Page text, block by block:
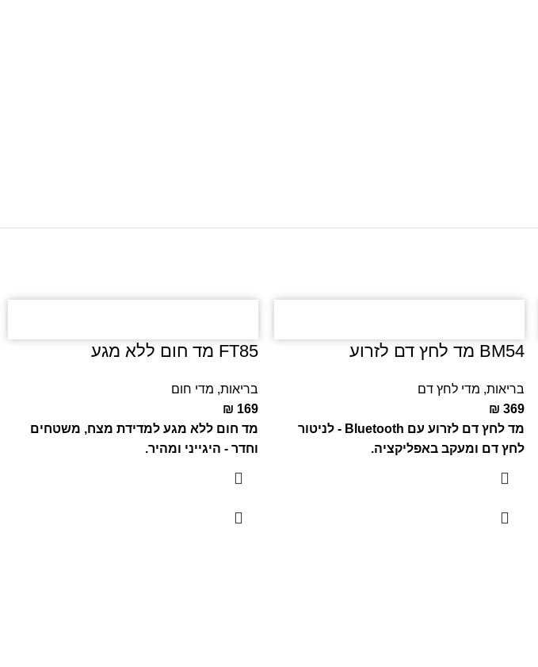
BM54 מד לחץ דם לזרוע
בריאות, מדי לחץ דם
₪ 369
מד לחץ דם לזרוע עם Bluetooth - לניטור
לחץ דם ומעקב באפליקציה.
FT85 מד חום ללא מגע
בריאות, מדי חום
₪ 169
מד חום ללא מגע למדידת מצח, משטחים
וחדר - היגייני ומהיר.